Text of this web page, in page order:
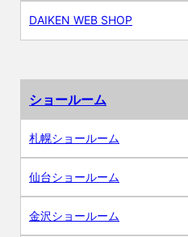
DAIKEN WEB SHOP
ショールーム
札幌ショールーム
仙台ショールーム
金沢ショールーム